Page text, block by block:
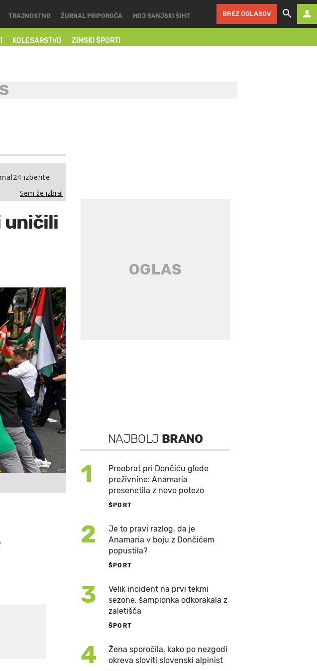
KOLESARSTVO ZIMSKI ŠPORTI
TRAJNOSTNO ŽURNAL PRIPOROČA MOJ SANJSKI ŠIHT BREZ OGLASOV
izberite
Sem že izbral
uničili
NAJBOLJ BRANO
1
Preobrat pri Dončiću glede
preživnine: Anamaria
presenetila z novo potezo
ŠPORT
2
Je to pravi razlog, da je
Anamaria v boju z Dončićem
popustila?
ŠPORT
3
Velik incident na prvi tekmi
sezone, šampionka odkorakala z
zaletišča
ŠPORT
4
Žena sporočila, kako po nezgodi
okreva sloviti slovenski alpinist